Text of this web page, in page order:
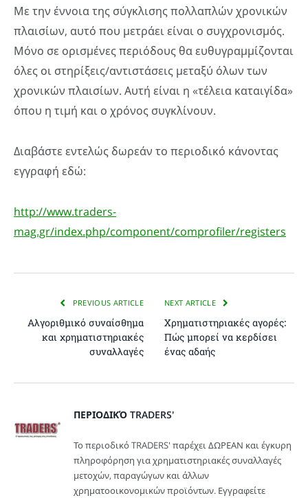
Με την έννοια της σύγκλισης πολλαπλών χρονικών
πλαισίων, αυτό που μετράει είναι ο συγχρονισμός.
Μόνο σε ορισμένες περιόδους θα ευθυγραμμίζονται
όλες οι στηρίξεις/αντιστάσεις μεταξύ όλων των
χρονικών πλαισίων. Αυτή είναι η «τέλεια καταιγίδα»
όπου η τιμή και ο χρόνος συγκλίνουν.
Διαβάστε εντελώς δωρεάν το περιοδικό κάνοντας
εγγραφή εδώ:
http://www.traders-
mag.gr/index.php/component/comprofiler/registers
PREVIOUS ARTICLE
Αλγοριθμικό συναίσθημα
και χρηματιστηριακές
συναλλαγές
NEXT ARTICLE
Χρηματιστηριακές αγορές:
Πώς μπορεί να κερδίσει
ένας αδαής
ΠΕΡΙΟΔΙΚΌ TRADERS'
Το περιοδικό TRADERS' παρέχει ΔΩΡΕΑΝ και έγκυρη
πληροφόρηση για χρηματιστηριακές συναλλαγές
μετοχών, παραγώγων και άλλων
χρηματοοικονομικών προϊόντων. Εγγραφείτε